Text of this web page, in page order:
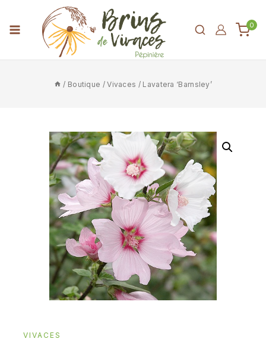
0
/ Boutique / Vivaces / Lavatera ‘Barnsley’
VIVACES